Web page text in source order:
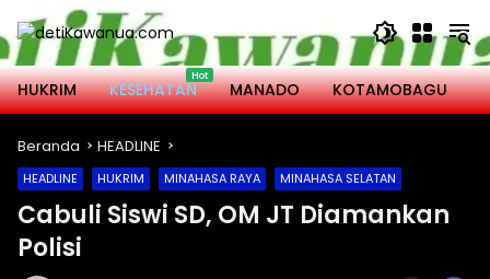
Langsung
ke
konten
HUKRIM
KESEHATAN MANADO KOTAMOBAGU
Beranda HEADLINE
HEADLINE HUKRIM MINAHASA RAYA MINAHASA SELATAN
Cabuli Siswi SD, OM JT Diamankan
Polisi